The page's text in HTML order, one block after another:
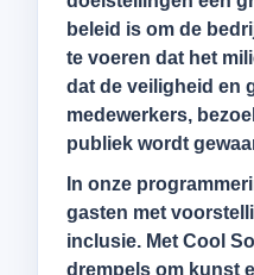
beleid is om de
te voeren dat het
dat de veiligheid en
medewerkers,
publiek wordt
In onze
gasten met
inclusie. Met Cool
drempels om kunst